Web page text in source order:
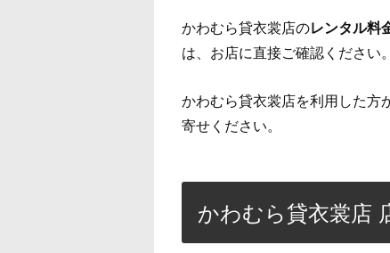
かわむら貸衣裳店のレンタル料
は、お店に直接ご確認ください。
かわむら貸衣裳店を利用した方
寄せください。
かわむら貸衣裳店